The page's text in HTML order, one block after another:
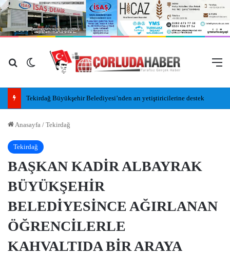
Arama yap ...
Dış görünümü değiştir
Tekirdağ Büyükşehir Belediyesi’nden arı yetiştiricilerine destek
Anasayfa / Tekirdağ
Tekirdağ
BAŞKAN KADİR ALBAYRAK
BÜYÜKŞEHİR
BELEDİYESİNCE AĞIRLANAN
ÖĞRENCİLERLE
KAHVALTIDA BİR ARAYA